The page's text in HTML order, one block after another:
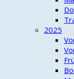
2021
2025